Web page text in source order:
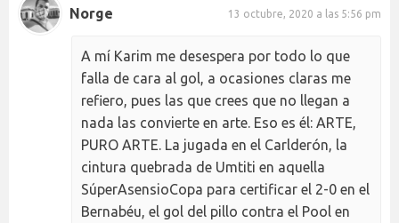
Norge 13 octubre, 2020 a las 5:56 pm
A mí Karim me desespera por todo lo que
falla de cara al gol, a ocasiones claras me
refiero, pues las que crees que no llegan a
nada las convierte en arte. Eso es él: ARTE,
PURO ARTE. La jugada en el Carlderón, la
cintura quebrada de Umtiti en aquella
SúperAsensioCopa para certificar el 2-0 en el
Bernabéu, el gol del pillo contra el Pool en